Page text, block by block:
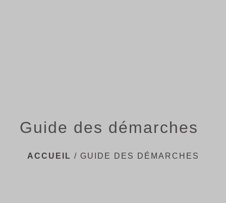
Guide des démarches
ACCUEIL / GUIDE DES DÉMARCHES